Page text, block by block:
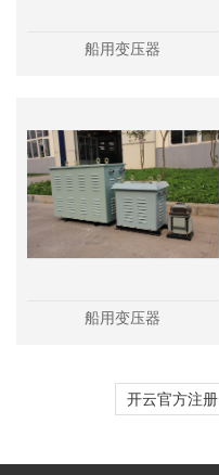
船用变压器
船用变压器
开云官方注册